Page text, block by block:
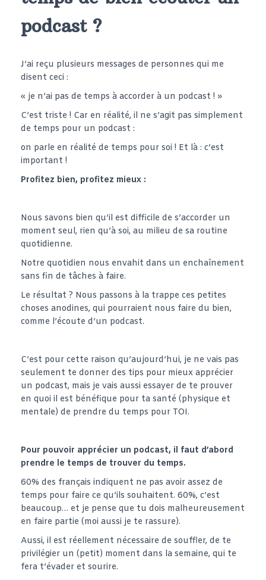
podcast ?
J’ai reçu plusieurs messages de personnes qui me
disent ceci :
« je n’ai pas de temps à accorder à un podcast ! »
C’est triste ! Car en réalité, il ne s’agit pas simplement
de temps pour un podcast :
on parle en réalité de temps pour soi ! Et là : c’est
important !
Profitez bien, profitez mieux :
Nous savons bien qu’il est difficile de s’accorder un
moment seul, rien qu’à soi, au milieu de sa routine
quotidienne.
Notre quotidien nous envahit dans un enchaînement
sans fin de tâches à faire.
Le résultat ? Nous passons à la trappe ces petites
choses anodines, qui pourraient nous faire du bien,
comme l’écoute d’un podcast.
C’est pour cette raison qu’aujourd’hui, je ne vais pas
seulement te donner des tips pour mieux apprécier
un podcast, mais je vais aussi essayer de te prouver
en quoi il est bénéfique pour ta santé (physique et
mentale) de prendre du temps pour TOI.
Pour pouvoir apprécier un podcast, il faut d’abord
prendre le temps de trouver du temps.
60% des français indiquent ne pas avoir assez de
temps pour faire ce qu’ils souhaitent. 60%, c’est
beaucoup… et je pense que tu dois malheureusement
en faire partie (moi aussi je te rassure).
Aussi, il est réellement nécessaire de souffler, de te
privilégier un (petit) moment dans la semaine, qui te
fera t’évader et sourire.